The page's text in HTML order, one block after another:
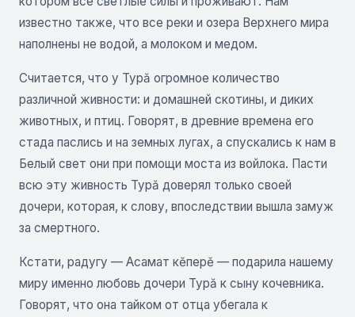
известно также, что все реки и озера Верхнего мира
наполнены не водой, а молоком и медом.
Считается, что у Турă огромное количество
различной живности: и домашней скотины, и диких
животных, и птиц. Говорят, в древние времена его
стада паслись и на земных лугах, а спускались к нам в
Белый свет они при помощи моста из войлока. Пасти
всю эту живность Турă доверял только своей
дочери, которая, к слову, впоследствии вышла замуж
за смертного.
Кстати, радугу — Асамат кĕперĕ — подарила нашему
миру именно любовь дочери Турă к сыну кочевника.
Говорят, что она тайком от отца убегала к